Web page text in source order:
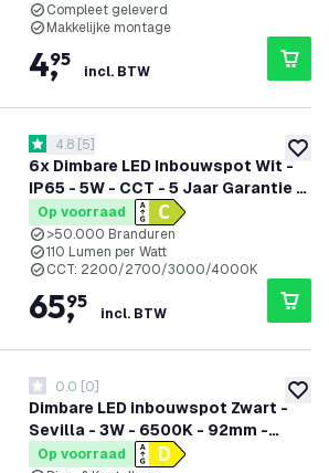
Compleet geleverd
Makkelijke montage
4,
95
incl. BTW
6x Dimbare LED Inbouwspot Wit -
IP65 - 5W - CCT - 5 Jaar Garantie -
Geschikt voor de Badkamer
reviews drawer openen
4.8 score sterren
4.8 [5]
Op voorraad
>50.000 Branduren
110 Lumen per Watt
CCT: 2200/2700/3000/4000K
65,
95
incl. BTW
Dimbare LED inbouwspot Zwart -
Sevilla - 3W - 6500K - 92mm -
Vierkant - 3 pack
0 score sterren
0.0 [0]
Op voorraad